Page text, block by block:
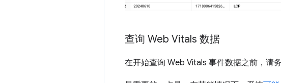
查询 Web Vitals 数据
在开始查询 Web Vitals 事件数据之前，请